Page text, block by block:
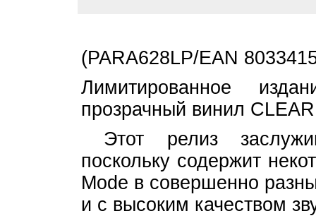
(PARA628LP/EAN
Лимитированное
прозрачный винил
Этот релиз
поскольку содержит
Mode в совершенно
и с высоким качеством